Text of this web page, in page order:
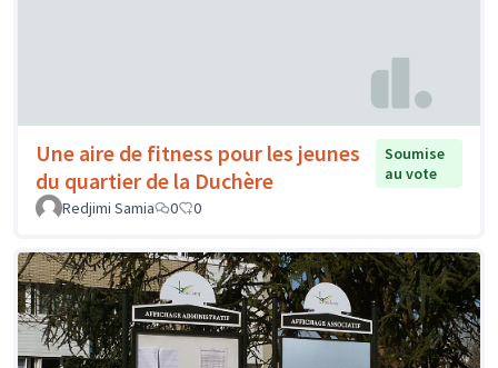
Une aire de fitness pour les jeunes
du quartier de la Duchère
Soumise
au vote
Redjimi Samia
0 0